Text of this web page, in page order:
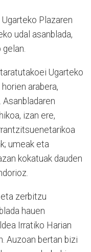
Plazaren
udal asanblada,
Ugarteko
arabera,
izan ere,
umeak eta
kokatuak dauden
zerbitzu
hauen
Irratiko Harian
Auzoan bertan bizi